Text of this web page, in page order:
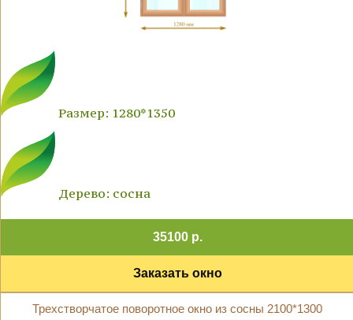
Размер: 1280*1350
Дерево: сосна
35100 р.
Заказать окно
Трехстворчатое поворотное окно из сосны 2100*1300